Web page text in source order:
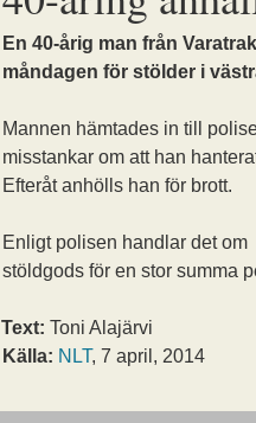
En 40-årig man från
måndagen för stölder i
Mannen hämtades in till
misstankar om att han
Efteråt anhölls han för brott.
Enligt polisen handlar det om
stöldgods för en stor summa
Text: Toni Alajärvi
Källa: NLT, 7 april, 2014